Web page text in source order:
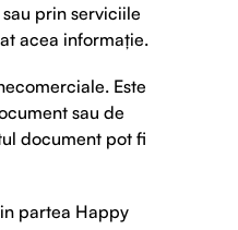
prin serviciile
acea informație.
Este
sau de
document pot fi
partea Happy